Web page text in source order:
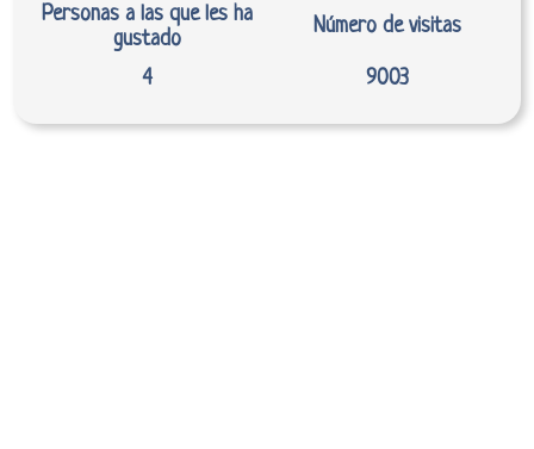
Personas a las que les ha
gustado
Número de visitas
4 9003